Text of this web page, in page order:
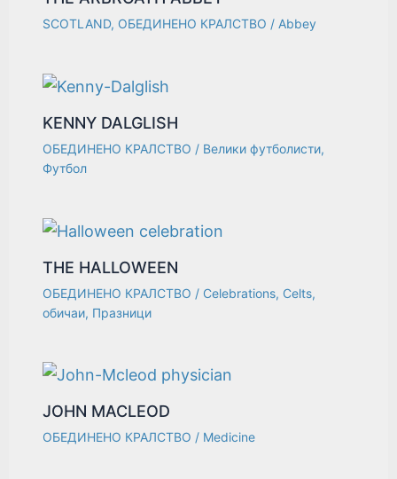
SCOTLAND, ОБЕДИНЕНО КРАЛСТВО / Abbey
KENNY DALGLISH
ОБЕДИНЕНО КРАЛСТВО / Велики футболисти,
Футбол
THE HALLOWEEN
ОБЕДИНЕНО КРАЛСТВО / Celebrations, Celts,
обичаи, Празници
JOHN MACLEOD
ОБЕДИНЕНО КРАЛСТВО / Medicine